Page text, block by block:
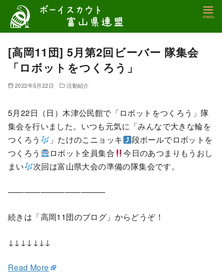
テ
[高岡11団] 5月第2回ビーバー 隊集会
「ロボットをつくろう」
2022年5月22日 活動紹介
5月22日（日）木津公民館で「ロボットをつくろう」隊
集会を行いました。いつも元気に「みんなで大きな輪を
つくろう
」たけのこニョッキ
段ボールでロボットを
つくろう
ロボット全員集合
今日のあつまりもうおし
まい
次回は富山県大会の準備の隊集会です。
————————————
続きは「高岡11団のブログ」からどうぞ！
↓↓↓↓↓↓↓
Read More